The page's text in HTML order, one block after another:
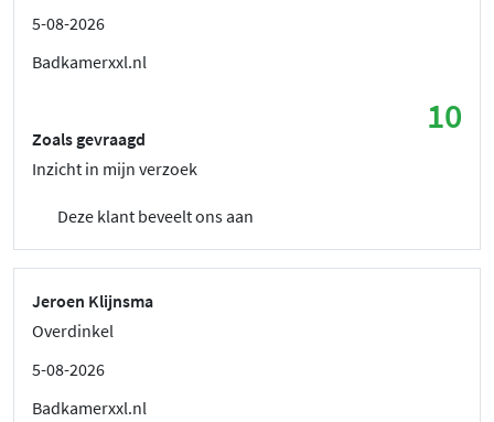
5-08-2026
Badkamerxxl.nl
10
Zoals gevraagd
Inzicht in mijn verzoek
Deze klant beveelt ons aan
Jeroen Klijnsma
Overdinkel
5-08-2026
Badkamerxxl.nl